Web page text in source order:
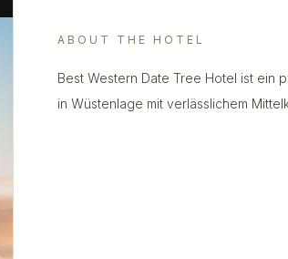
ABOUT THE HOTEL
Best Western Date Tree Hotel ist ein
in Wüstenlage mit verlässlichem